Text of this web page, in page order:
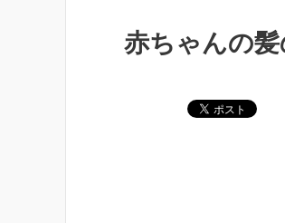
赤ちゃんの